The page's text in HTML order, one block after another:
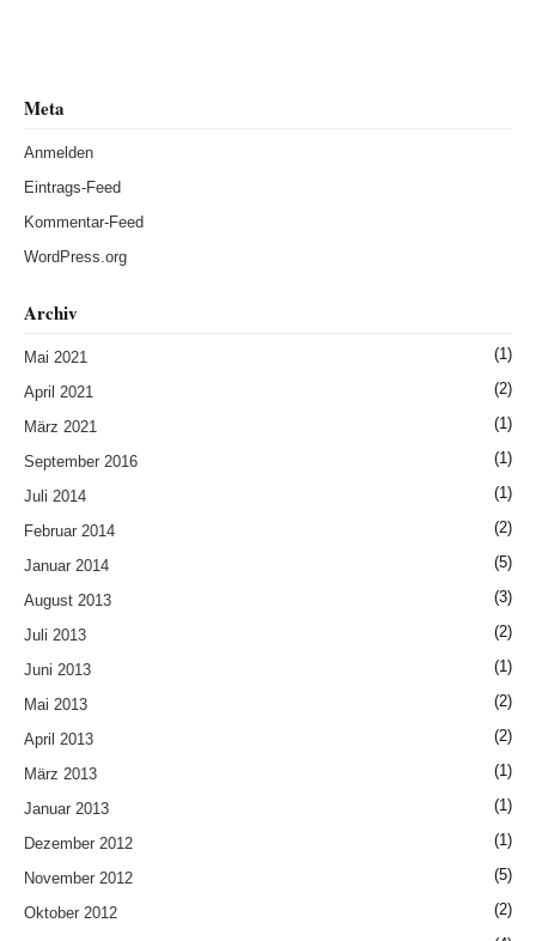
Meta
Anmelden
Eintrags-Feed
Kommentar-Feed
WordPress.org
Archiv
Mai 2021 (1)
April 2021 (2)
März 2021 (1)
September 2016 (1)
Juli 2014 (1)
Februar 2014 (2)
Januar 2014 (5)
August 2013 (3)
Juli 2013 (2)
Juni 2013 (1)
Mai 2013 (2)
April 2013 (2)
März 2013 (1)
Januar 2013 (1)
Dezember 2012 (1)
November 2012 (5)
Oktober 2012 (2)